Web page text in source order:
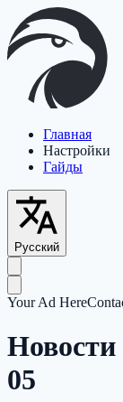
Главная
Настройки
Гайды
Русский
Your Ad Here
Новости
05